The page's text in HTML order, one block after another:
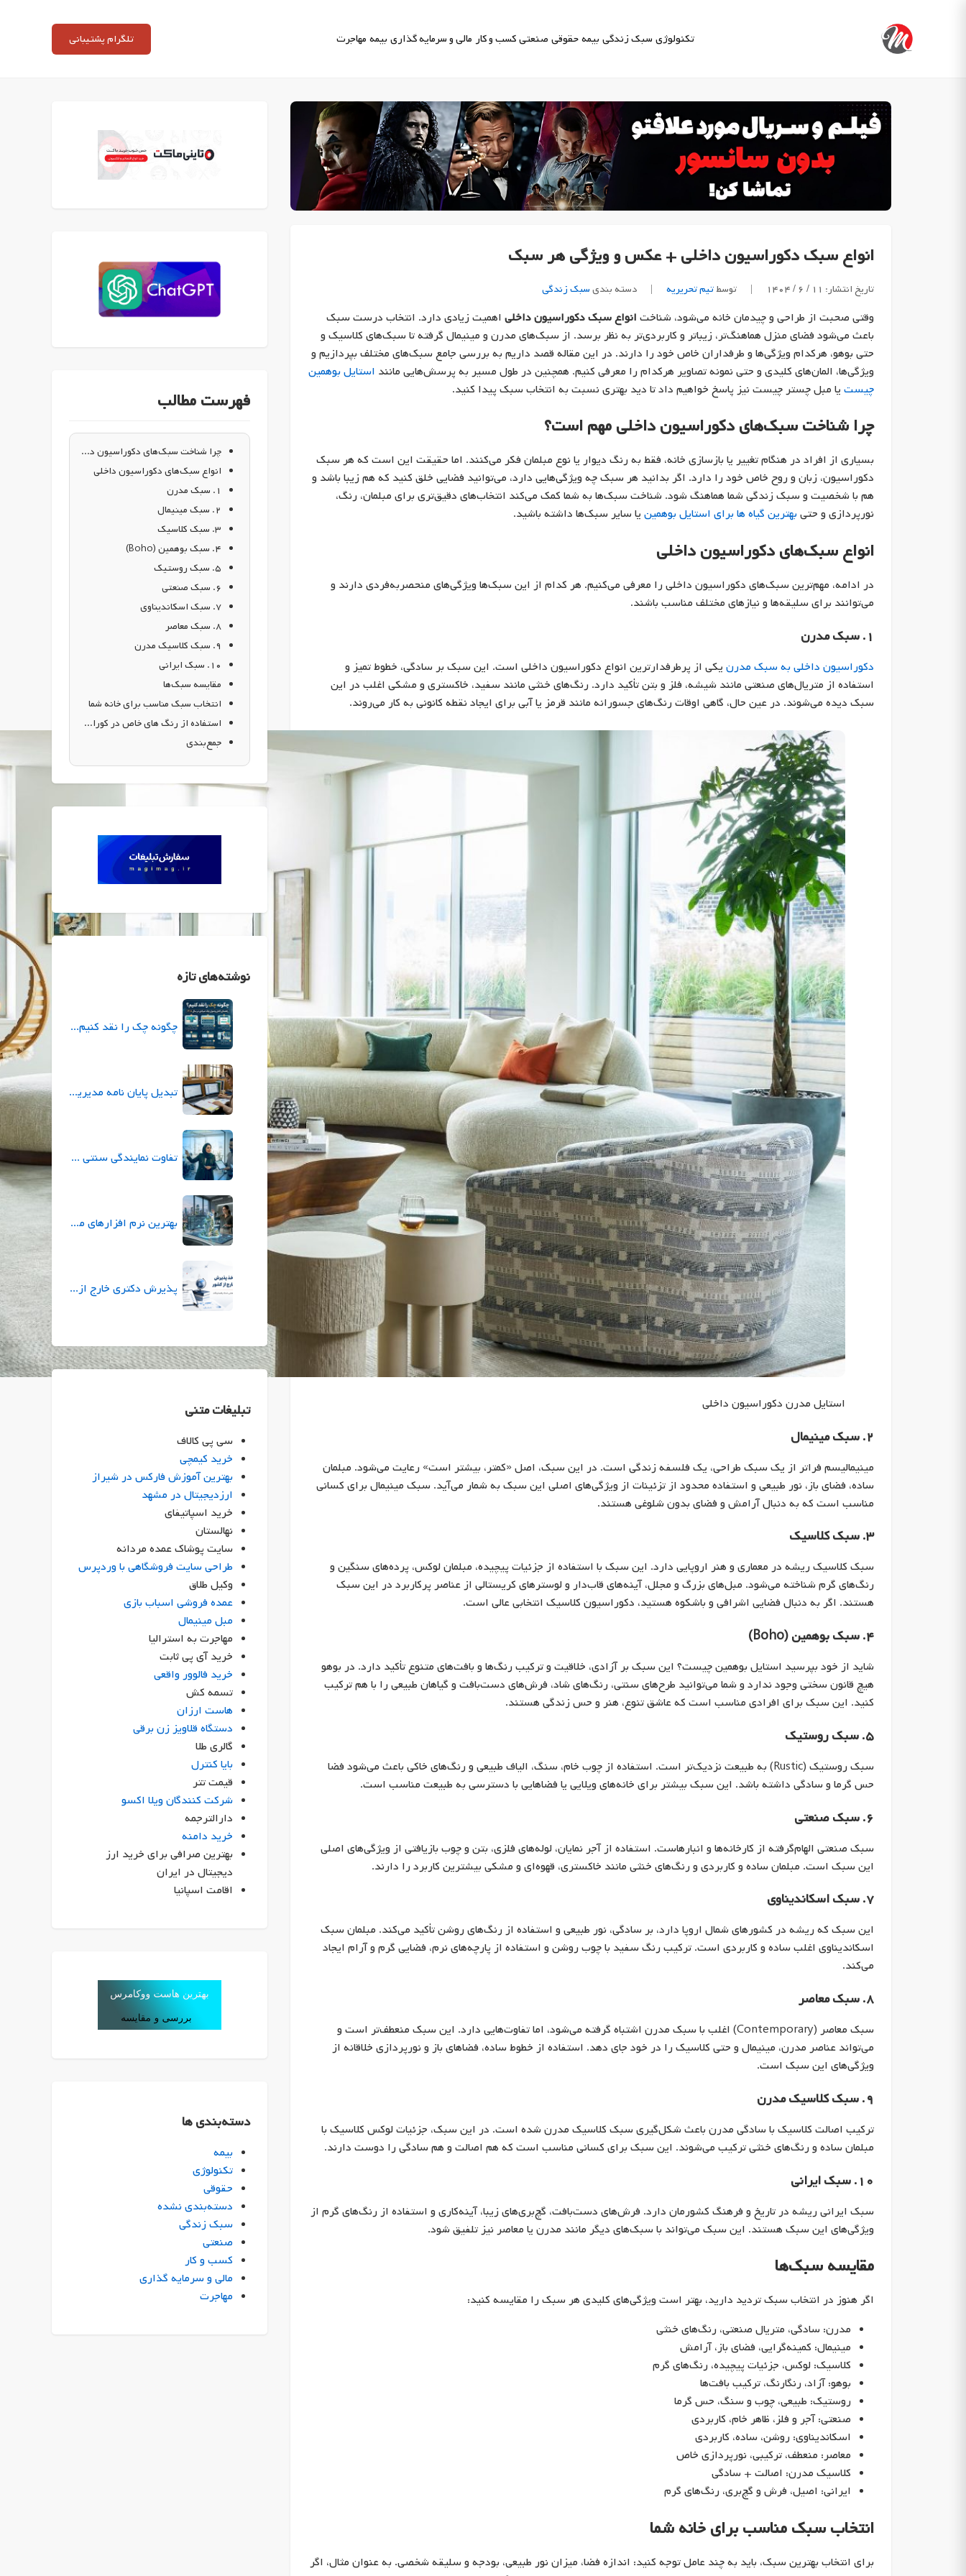
تکنولوژی سبک زندگی بیمهحقوقی صنعتیکسب و کار مالی و سرمایه گذاری بیمه مهاجرت تلگرام پشتیبانی
انواع سبک دکوراسیون داخلی + عکس و ویژگی هر سبک
تاریخ انتشار: ۱۱ / ۶ / ۱۴۰۴ | توسطتیم تحریریه | دسته بندیسبک زندگی
وقتی صحبت از طراحی و چیدمان خانه می‌شود، شناخت انواع سبک دکوراسیون داخلی اهمیت زیادی دارد. انتخاب درست سبک
باعث می‌شود فضای منزل هماهنگ‌تر، زیباتر و کاربردی‌تر به نظر برسد. از سبک‌های مدرن و مینیمال گرفته تا سبک‌های کلاسیک و
حتی بوهو، هرکدام ویژگی‌ها و طرفداران خاص خود را دارند. در این مقاله قصد داریم به بررسی جامع سبک‌های مختلف بپردازیم و
ویژگی‌ها، المان‌های کلیدی و حتی نمونه تصاویر هرکدام را معرفی کنیم. همچنین در طول مسیر به پرسش‌هایی مانند استایل بوهمین
چیست یا مبل چستر چیست نیز پاسخ خواهیم داد تا دید بهتری نسبت به انتخاب سبک پیدا کنید.
چرا شناخت سبک‌های دکوراسیون داخلی مهم است؟
بسیاری از افراد در هنگام تغییر یا بازسازی خانه، فقط به رنگ دیوار یا نوع مبلمان فکر می‌کنند. اما حقیقت این است که هر سبک
دکوراسیون، زبان و روح خاص خود را دارد. اگر بدانید هر سبک چه ویژگی‌هایی دارد، می‌توانید فضایی خلق کنید که هم زیبا باشد و
هم با شخصیت و سبک زندگی شما هماهنگ شود. شناخت سبک‌ها به شما کمک می‌کند انتخاب‌های دقیق‌تری برای مبلمان، رنگ،
نورپردازی و حتیبهترین گیاه ها برای استایل بوهمین یا سایر سبک‌ها داشته باشید.
انواع سبک‌های دکوراسیون داخلی
در ادامه، مهم‌ترین سبک‌های دکوراسیون داخلی را معرفی می‌کنیم. هر کدام از این سبک‌ها ویژگی‌های منحصربه‌فردی دارند و
می‌توانند برای سلیقه‌ها و نیازهای مختلف مناسب باشند.
۱. سبک مدرن
دکوراسیون داخلی به سبک مدرن یکی از پرطرفدارترین انواع دکوراسیون داخلی است. این سبک بر سادگی، خطوط تمیز و
استفاده از متریال‌های صنعتی مانند شیشه، فلز و بتن تأکید دارد. رنگ‌های خنثی مانند سفید، خاکستری و مشکی اغلب در این
سبک دیده می‌شوند. در عین حال، گاهی اوقات رنگ‌های جسورانه مانند قرمز یا آبی برای ایجاد نقطه کانونی به کار می‌روند.
استایل مدرن دکوراسیون داخلی
۲. سبک مینیمال
مینیمالیسم فراتر از یک سبک طراحی، یک فلسفه زندگی است. در این سبک، اصل «کمتر، بیشتر است» رعایت می‌شود. مبلمان
ساده، فضای باز، نور طبیعی و استفاده محدود از تزئینات از ویژگی‌های اصلی این سبک به شمار می‌آید. سبک مینیمال برای کسانی
مناسب است که به دنبال آرامش و فضای بدون شلوغی هستند.
۳. سبک کلاسیک
سبک کلاسیک ریشه در معماری و هنر اروپایی دارد. این سبک با استفاده از جزئیات پیچیده، مبلمان لوکس، پرده‌های سنگین و
رنگ‌های گرم شناخته می‌شود. مبل‌های بزرگ و مجلل، آینه‌های قاب‌دار و لوسترهای کریستالی از عناصر پرکاربرد در این سبک
هستند. اگر به دنبال فضایی اشرافی و باشکوه هستید، دکوراسیون کلاسیک انتخابی عالی است.
۴. سبک بوهمین (Boho)
شاید از خود بپرسید استایل بوهمین چیست؟ این سبک بر آزادی، خلاقیت و ترکیب رنگ‌ها و بافت‌های متنوع تأکید دارد. در بوهو
هیچ قانون سختی وجود ندارد و شما می‌توانید طرح‌های سنتی، رنگ‌های شاد، فرش‌های دست‌بافت و گیاهان طبیعی را با هم ترکیب
کنید. این سبک برای افرادی مناسب است که عاشق تنوع، هنر و حس زندگی هستند.
۵. سبک روستیک
سبک روستیک (Rustic) به طبیعت نزدیک‌تر است. استفاده از چوب خام، سنگ، الیاف طبیعی و رنگ‌های خاکی باعث می‌شود فضا
حس گرما و سادگی داشته باشد. این سبک بیشتر برای خانه‌های ویلایی یا فضاهایی با دسترسی به طبیعت مناسب است.
۶. سبک صنعتی
سبک صنعتی الهام‌گرفته از کارخانه‌ها و انبارهاست. استفاده از آجر نمایان، لوله‌های فلزی، بتن و چوب بازیافتی از ویژگی‌های اصلی
این سبک است. مبلمان ساده و کاربردی و رنگ‌های خنثی مانند خاکستری، قهوه‌ای و مشکی بیشترین کاربرد را دارند.
۷. سبک اسکاندیناوی
این سبک که ریشه در کشورهای شمال اروپا دارد، بر سادگی، نور طبیعی و استفاده از رنگ‌های روشن تأکید می‌کند. مبلمان سبک
اسکاندیناوی اغلب ساده و کاربردی است. ترکیب رنگ سفید با چوب روشن و استفاده از پارچه‌های نرم، فضایی گرم و آرام ایجاد
می‌کند.
۸. سبک معاصر
سبک معاصر (Contemporary) اغلب با سبک مدرن اشتباه گرفته می‌شود، اما تفاوت‌هایی دارد. این سبک منعطف‌تر است و
می‌تواند عناصر مدرن، مینیمال و حتی کلاسیک را در خود جای دهد. استفاده از خطوط ساده، فضاهای باز و نورپردازی خلاقانه از
ویژگی‌های این سبک است.
۹. سبک کلاسیک مدرن
ترکیب اصالت کلاسیک با سادگی مدرن باعث شکل‌گیری سبک کلاسیک مدرن شده است. در این سبک، جزئیات لوکس کلاسیک با
مبلمان ساده و رنگ‌های خنثی ترکیب می‌شوند. این سبک برای کسانی مناسب است که هم اصالت و هم سادگی را دوست دارند.
۱۰. سبک ایرانی
سبک ایرانی ریشه در تاریخ و فرهنگ کشورمان دارد. فرش‌های دست‌بافت، گچ‌بری‌های زیبا، آینه‌کاری و استفاده از رنگ‌های گرم از
ویژگی‌های این سبک هستند. این سبک می‌تواند با سبک‌های دیگر مانند مدرن یا معاصر نیز تلفیق شود.
مقایسه سبک‌ها
اگر هنوز در انتخاب سبک تردید دارید، بهتر است ویژگی‌های کلیدی هر سبک را مقایسه کنید:
مدرن: سادگی، متریال صنعتی، رنگ‌های خنثی
مینیمال: کمینه‌گرایی، فضای باز، آرامش
کلاسیک: لوکس، جزئیات پیچیده، رنگ‌های گرم
بوهو: آزاد، رنگارنگ، ترکیب بافت‌ها
روستیک: طبیعی، چوب و سنگ، حس گرما
صنعتی: آجر و فلز، ظاهر خام، کاربردی
اسکاندیناوی: روشن، ساده، کاربردی
معاصر: منعطف، ترکیبی، نورپردازی خاص
کلاسیک مدرن: اصالت + سادگی
ایرانی: اصیل، فرش و گچ‌بری، رنگ‌های گرم
انتخاب سبک مناسب برای خانه شما
برای انتخاب بهترین سبک، باید به چند عامل توجه کنید: اندازه فضا، میزان نور طبیعی، بودجه و سلیقه شخصی. به عنوان مثال، اگر
فهرست مطالب
چرا شناخت سبک‌های دکوراسیون داخلی مهم است؟
انواع سبک‌های دکوراسیون داخلی
۱. سبک مدرن
۲. سبک مینیمال
۳. سبک کلاسیک
۴. سبک بوهمین (Boho)
۵. سبک روستیک
۶. سبک صنعتی
۷. سبک اسکاندیناوی
۸. سبک معاصر
۹. سبک کلاسیک مدرن
۱۰. سبک ایرانی
مقایسه سبک‌ها
انتخاب سبک مناسب برای خانه شما
استفاده از رنگ های خاص در کوراسیون داخلی
جمع‌بندی
نوشته‌های تازه
چگونه چک را نقد کنیم؟ راهنمای کامل وصول چک صیادی در سال ۱۴۰۵
تبدیل پایان نامه مدیریت به مقاله علمی؛ مراحل و نکات مهم
تفاوت نمایندگی سنتی بیمه با نمایندگی ازکی (ازکی‌سلر) در چیست؟
بهترین نرم افزارهای معماری برای طراحی و ارائه پروژه
پذیرش دکتری خارج از کشور |راهنمای جامع شرایط، زبان، بورسیه
تبلیغات متنی
سی پی کالاف
خرید کیمچی
بهترین آموزش فارکس در شیراز
ارزدیجیتال در مشهد
خرید اسپاتیفای
نهالستان
سایت پوشاک عمده مردانه
طراحی سایت فروشگاهی با وردپرس
وکیل طلاق
عمده فروشی اسباب بازی
مبل مینیمال
مهاجرت به استرالیا
خرید آی پی ثابت
خرید فالوور واقعی
تسمه کش
هاست ارزان
دستگاه قلاویز زن برقی
گالری طلا
بایا کنترل
قیمت تتر
شرکت کنندگان ویلا اکسو
دارالترجمه
خرید دامنه
بهترین صرافی برای خرید ارز
دیجیتال در ایران
اقامت اسپانیا
دسته‌بندی ها
بیمه
تکنولوژی
حقوقی
دسته‌بندی نشده
سبک زندگی
صنعتی
کسب و کار
مالی و سرمایه گذاری
مهاجرت